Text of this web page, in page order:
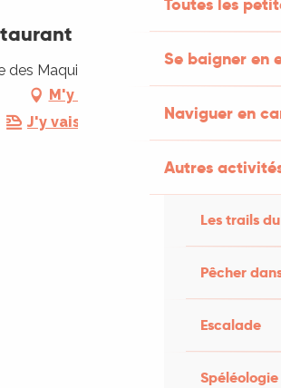
Se baigner en
Naviguer en
Autres
Les trails
Pêcher
Escalade
Spéléologie
Le Victor Hugo
des Maquis, 46400 Saint-Céré
M'y rendre
J'y vais en train !